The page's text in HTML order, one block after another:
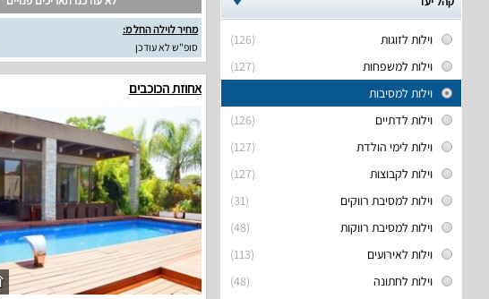
(126)
וילות לזוגות
(127)
וילות למשפחות
וילות למסיבות
(126)
וילות לדתיים
(127)
וילות לימי הולדת
(127)
וילות לקבוצות
(31)
וילות למסיבת רווקים
(48)
וילות למסיבת רווקות
(113)
וילות לאירועים
(48)
וילות לחתונה
מחיר לוילה החל מ:
סופ"ש לא עודכן
אחוזת הכוכבים